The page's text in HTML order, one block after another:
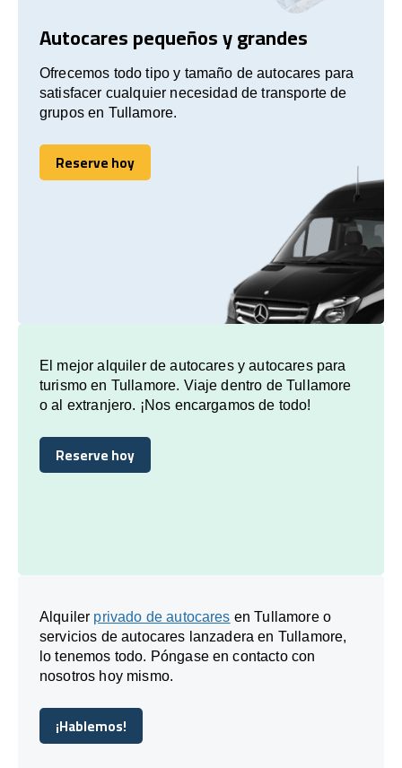
Autocares pequeños y grandes
Ofrecemos todo tipo y tamaño de autocares para
satisfacer cualquier necesidad de transporte de
grupos en Tullamore.
Reserve hoy
Reserve hoy
El mejor alquiler de autocares y autocares para
turismo en Tullamore. Viaje dentro de Tullamore
o al extranjero. ¡Nos encargamos de todo!
Reserve hoy
Reserve hoy
Alquiler privado de autocares en Tullamore o
servicios de autocares lanzadera en Tullamore,
lo tenemos todo. Póngase en contacto con
nosotros hoy mismo.
¡Hablemos!
¡Hablemos!